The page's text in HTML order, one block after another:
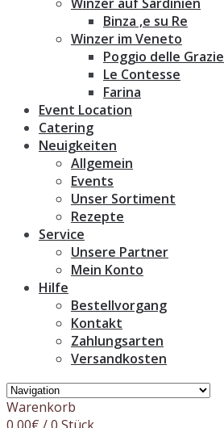
Winzer auf Sardinien
Binza ‚e su Re
Winzer im Veneto
Poggio delle Grazie
Le Contesse
Farina
Event Location
Catering
Neuigkeiten
Allgemein
Events
Unser Sortiment
Rezepte
Service
Unsere Partner
Mein Konto
Hilfe
Bestellvorgang
Kontakt
Zahlungsarten
Versandkosten
Warenkorb